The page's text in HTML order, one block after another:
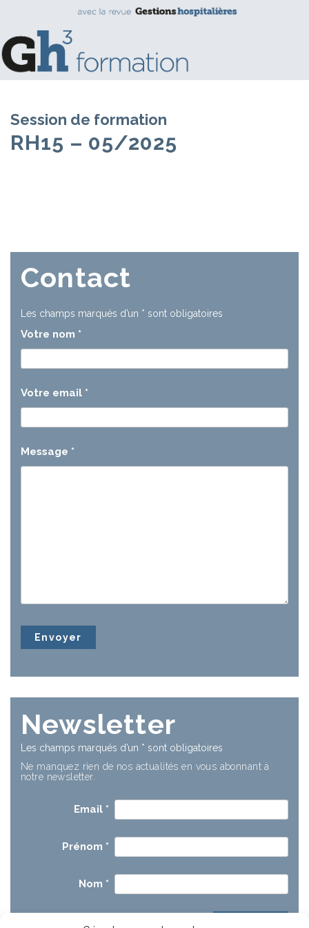
Session de formation
RH15 – 05/2025
Contact
Les champs marqués d’un * sont obligatoires
Votre nom *
Votre email *
Message *
Newsletter
Les champs marqués d’un * sont obligatoires
Ne manquez rien de nos actualités en vous abonnant à
notre newsletter.
Email *
Prénom *
Nom *